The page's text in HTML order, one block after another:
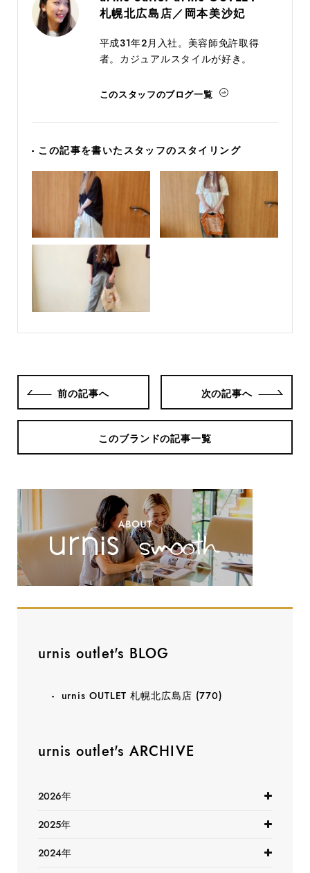
札幌北広島店／岡本美沙妃
平成31年2月入社。美容師免許取得
者。カジュアルスタイルが好き。
このスタッフのブログ一覧
- この記事を書いたスタッフのスタイリング
前の記事へ 次の記事へ
このブランドの記事一覧
urnis outlet's BLOG
urnis OUTLET 札幌北広島店 (770)
urnis outlet's ARCHIVE
2026年
2025年
2024年